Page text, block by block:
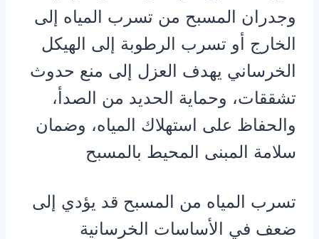
وجدران المسبح من تسرب المياه إلى
الخارج أو تسرب الرطوبة إلى الهيكل
الخرساني يهدف العزل إلى منع حدوث
تشققات، وحماية الحديد من الصدأ،
والحفاظ على استهلاك المياه، وضمان
سلامة المبنى المحيط بالمسبح
تسرب المياه من المسبح قد يؤدي إلى
ضعف في الأساسات الخرسانية